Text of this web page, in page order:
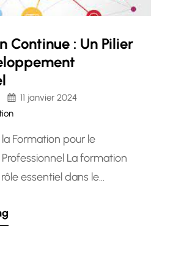
Continue : Un Pilier
11 janvier 2024
Formation pour le
La formation
essentiel dans le
employé cherchant à